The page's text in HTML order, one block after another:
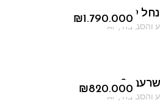
₪1.790.000
קדרון
והסביבה ,
AF
₪820.000
6
והסביבה ,
AF